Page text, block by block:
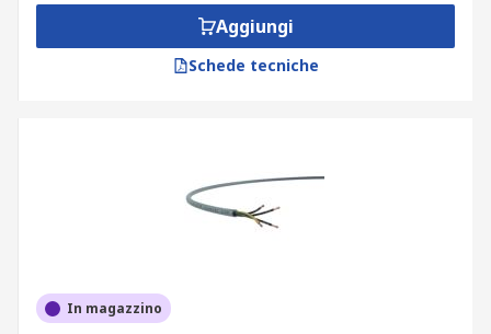
Aggiungi
Schede tecniche
In magazzino